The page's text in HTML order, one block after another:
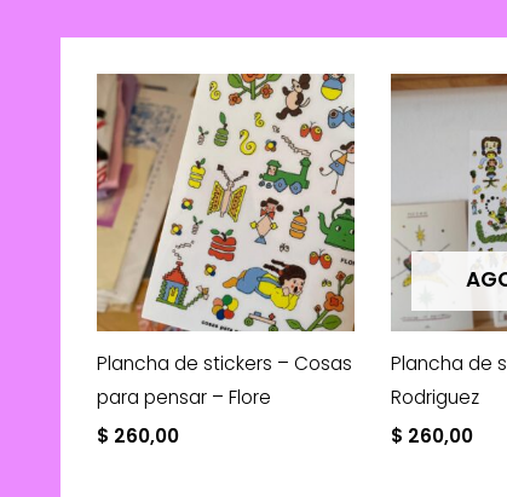
Plancha de stickers – Cosas
para pensar – Flore
$ 260,00
Plancha de
Rodriguez
$ 260,00